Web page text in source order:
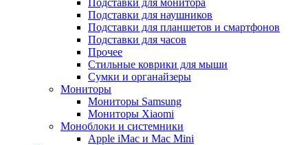
Подставки для монитора
Подставки для наушников
Подставки для планшетов и смартфонов
Подставки для часов
Прочее
Стильные коврики для мыши
Сумки и органайзеры
Мониторы
Мониторы Samsung
Мониторы Xiaomi
Моноблоки и системники
Apple iMac и Mac Mini